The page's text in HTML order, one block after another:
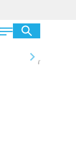
chevron_right